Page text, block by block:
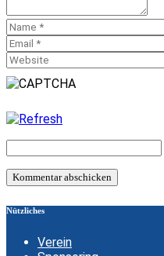
Nützliches
Verein